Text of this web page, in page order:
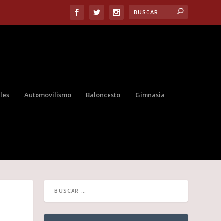
Automovilismo Baloncesto Gimnasia